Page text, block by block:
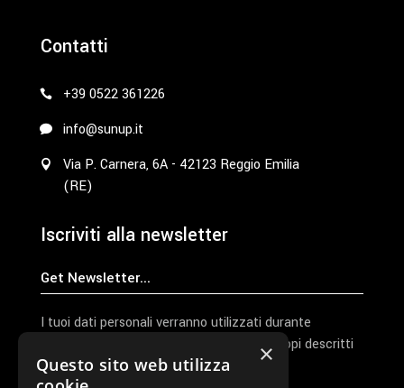
Contatti
+39 0522 361226
info@sunup.it
Via P. Carnera, 6A - 42123 Reggio Emilia
(RE)
Iscriviti alla newsletter
I tuoi dati personali verranno utilizzati durante
l'elaborazione della richiesta e per altri scopi descritti
nella nostraprivacy policy
×
Questo sito web utilizza